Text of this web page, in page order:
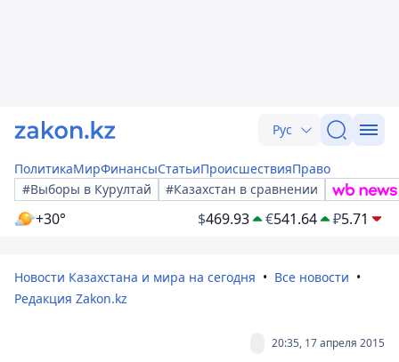
Рус
ПолитикаМирФинансыСтатьиПроисшествияПраво
#Выборы в Курултай
#Казахстан в сравнении
+30° $469.93 €541.64 ₽5.71
Новости Казахстана и мира на сегодня
Все новости
Редакция Zakon.kz
20:35, 17 апреля 2015